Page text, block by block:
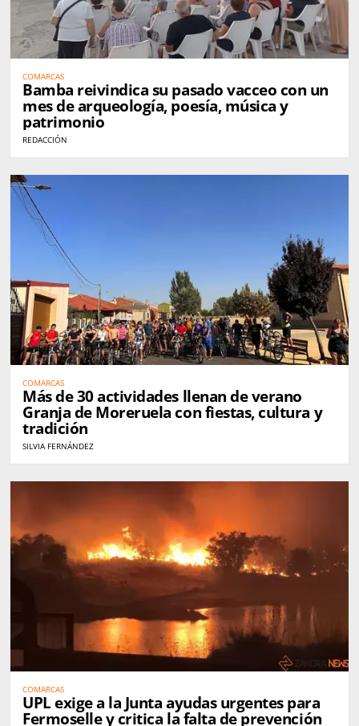
COMARCAS
Bamba reivindica su pasado vacceo con un
mes de arqueología, poesía, música y
patrimonio
REDACCIÓN
COMARCAS
Más de 30 actividades llenan de verano
Granja de Moreruela con fiestas, cultura y
tradición
SILVIA FERNÁNDEZ
COMARCAS
UPL exige a la Junta ayudas urgentes para
Fermoselle y critica la falta de prevención